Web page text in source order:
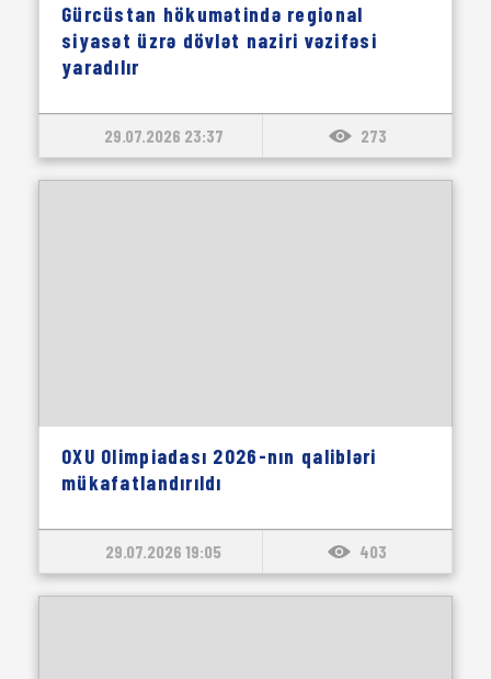
Gürcüstan hökumətində regional
siyasət üzrə dövlət naziri vəzifəsi
yaradılır
29.07.2026 23:37 273
OXU Olimpiadası 2026-nın qalibləri
mükafatlandırıldı
29.07.2026 19:05 403